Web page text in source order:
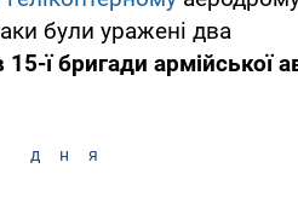
були уражені два
ї бригади армійської
дня